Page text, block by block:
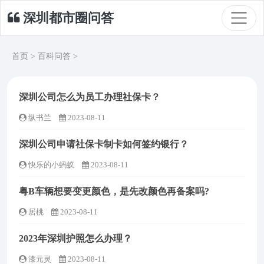
深圳都市圈问答
首页 > 百科问答 >
深圳公司怎么为员工办理社保卡？
纵书兰 2023-08-11
深圳公司申请社保卡制卡如何签约银行？
快乐的小蚂蚁 2023-08-11
粤B车辆想要变更颜色，是先改颜色再备案吗?
居桃 2023-08-11
2023年深圳护照怎么办理？
漆元灵 2023-08-11